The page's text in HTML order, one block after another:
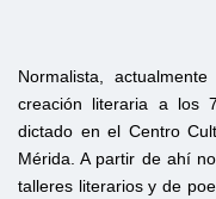
Normalista,
creación literaria a los
dictado en el Centro
Mérida. A partir de ahí
talleres literarios y de